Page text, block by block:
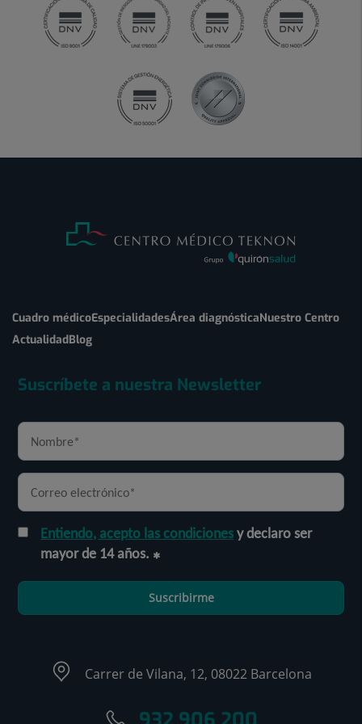
Cuadro médicoEspecialidadesÁrea diagnósticaNuestro Centro
ActualidadBlog
Suscríbete a nuestra Newsletter
Entiendo, acepto las condicionesy declaro ser
mayor de 14 años.
Suscribirme
Carrer de Vilana, 12, 08022 Barcelona